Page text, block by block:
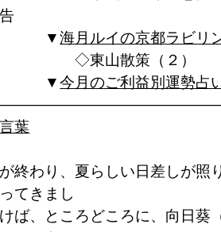
海月ルイの京都ラビリ
策（２）
今月のご利益別運勢占
葉
終わり、夏らしい日差しが照
てきまし
ば、ところどころに、向日葵